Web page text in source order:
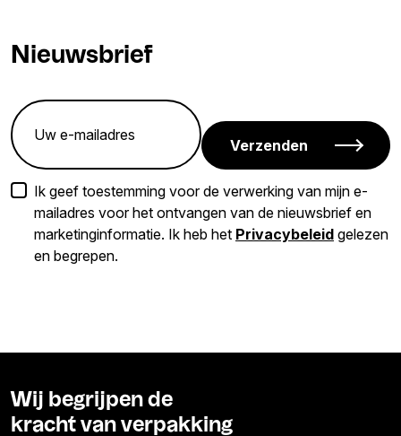
Nieuwsbrief
Verzenden
Ik geef toestemming voor de verwerking van mijn e-
mailadres voor het ontvangen van de nieuwsbrief en
marketinginformatie. Ik heb het Privacybeleid gelezen
en begrepen.
Wij begrijpen de
kracht van verpakking